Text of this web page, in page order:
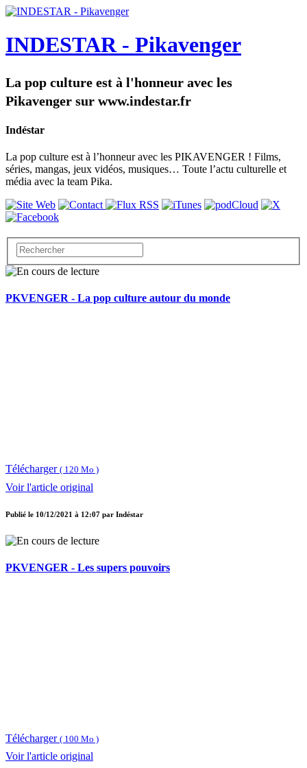
INDESTAR - Pikavenger
La pop culture est à l'honneur avec les
Pikavenger sur www.indestar.fr
Indéstar
La pop culture est à l’honneur avec les PIKAVENGER ! Films,
séries, mangas, jeux vidéos, musiques… Toute l’actu culturelle et
média avec la team Pika.
PKVENGER - La pop culture autour du monde
Télécharger ( 120 Mo )
Voir l'article original
Publié le 10/12/2021 à 12:07 par Indéstar
PKVENGER - Les supers pouvoirs
Télécharger ( 100 Mo )
Voir l'article original